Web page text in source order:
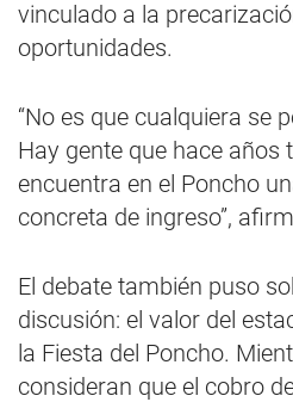
vinculado a la
oportunidades.
“No es que cualquiera se
Hay gente que hace años
encuentra en el Poncho
concreta de ingreso”,
El debate también puso
discusión: el valor del
la Fiesta del Poncho.
consideran que el cobro